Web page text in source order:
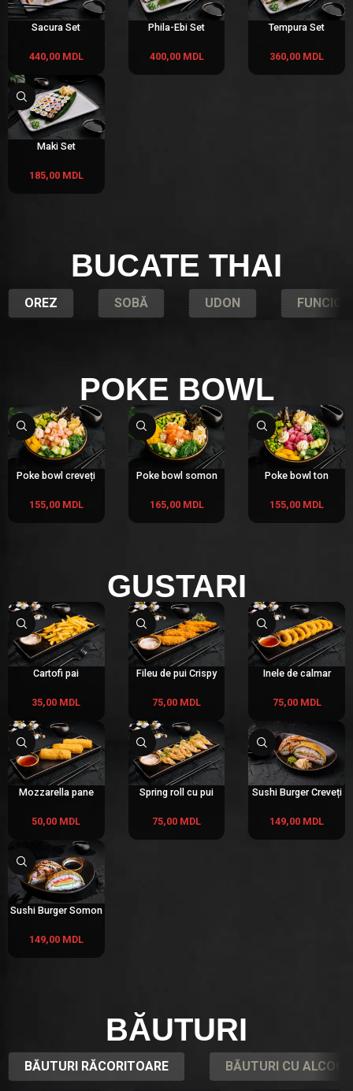
Sacura Set
440,00 MDL
Phila-Ebi Set
400,00 MDL
Tempura Set
360,00 MDL
Maki Set
185,00 MDL
BUCATE THAI
OREZ SOBĂ UDON
POKE BOWL
Poke bowl creveți
155,00 MDL
Poke bowl somon
165,00 MDL
Poke bowl ton
155,00 MDL
GUSTARI
Cartofi pai
35,00 MDL
Fileu de pui Crispy
75,00 MDL
Inele de calmar
75,00 MDL
Mozzarella pane
50,00 MDL
Spring roll cu pui
75,00 MDL
Sushi Burger Creveți
149,00 MDL
Sushi Burger Somon
149,00 MDL
BĂUTURI
BĂUTURI RĂCORITOARE BĂUTURI CU ALCOOL